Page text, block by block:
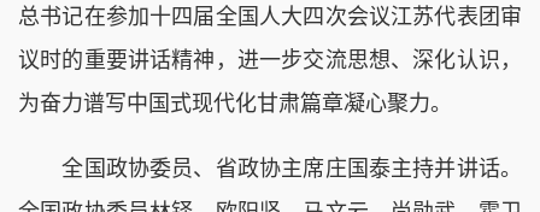
总书记在参加十四届全国人大四次会议江苏代表团审
议时的重要讲话精神，进一步交流思想、深化认识，
为奋力谱写中国式现代化甘肃篇章凝心聚力。
全国政协委员、省政协主席庄国泰主持并讲话。